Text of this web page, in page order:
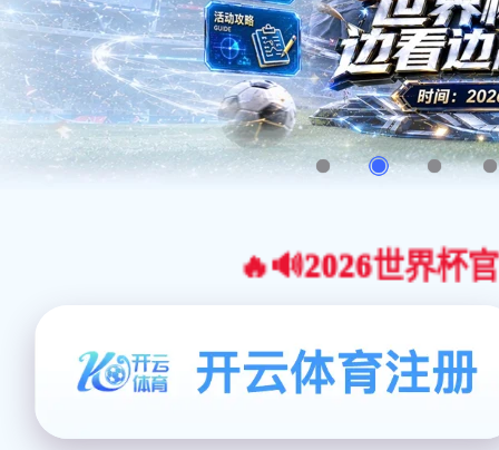
🔥🔊2026世界杯官网合